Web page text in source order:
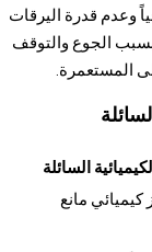
وعدم قدرة اليرقات
بسبب الجوع والتوقف
المستعمرة.
السائلة
مانع